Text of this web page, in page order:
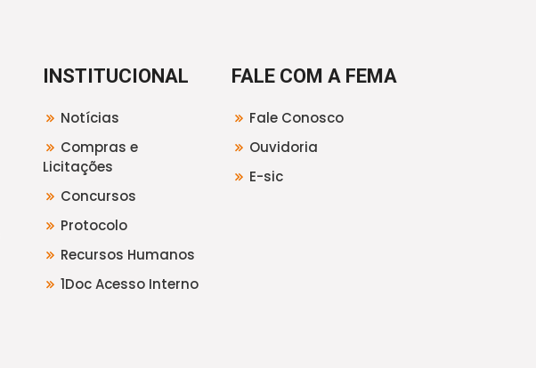
INSTITUCIONAL
Notícias
Compras e
Licitações
Concursos
Protocolo
Recursos Humanos
1Doc Acesso Interno
FALE COM A FEMA
Fale Conosco
Ouvidoria
E-sic